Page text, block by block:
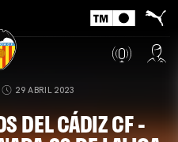
29 ABRIL 2023
DEL CÁDIZ CF -